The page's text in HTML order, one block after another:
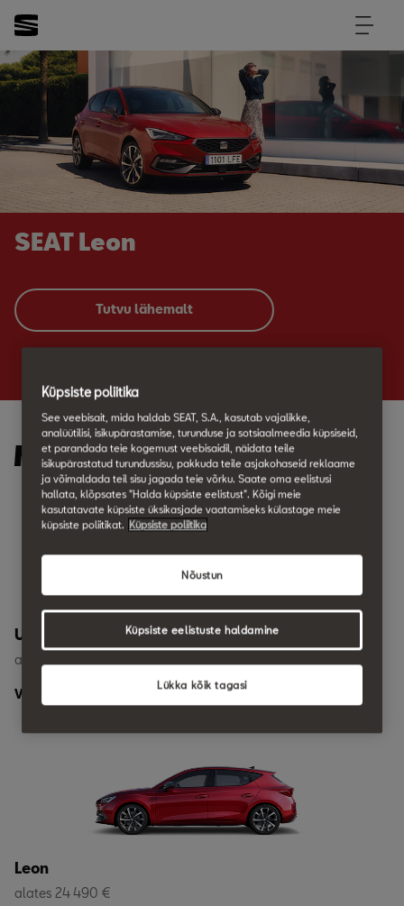
SEAT Leon
Tutvu lähemalt
Mudelivalik
Uus Arona
alates 22 440 €
Vaata rohkem
Leon
alates 24 490 €
Küpsiste poliitika
See veebisait, mida haldab SEAT, S.A., kasutab vajalikke,
analüütilisi, isikupärastamise, turunduse ja sotsiaalmeedia küpsiseid,
et parandada teie kogemust veebisaidil, näidata teile
isikupärastatud turundussisu, pakkuda teile asjakohaseid reklaame
ja võimaldada teil sisu jagada teie võrku. Saate oma eelistusi
hallata, klõpsates "Halda küpsiste eelistust". Kõigi meie
kasutatavate küpsiste üksikasjade vaatamiseks külastage meie
küpsiste poliitikat. Küpsiste poliitika
Lükka kõik tagasi
Nõustun
Küpsiste eelistuste haldamine